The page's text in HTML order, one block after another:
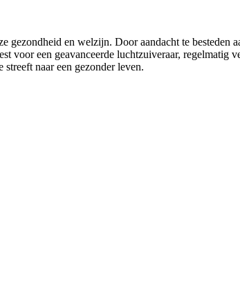
en welzijn. Door aandacht te besteden
voor een geavanceerde luchtzuiveraar,
naar een gezonder leven.